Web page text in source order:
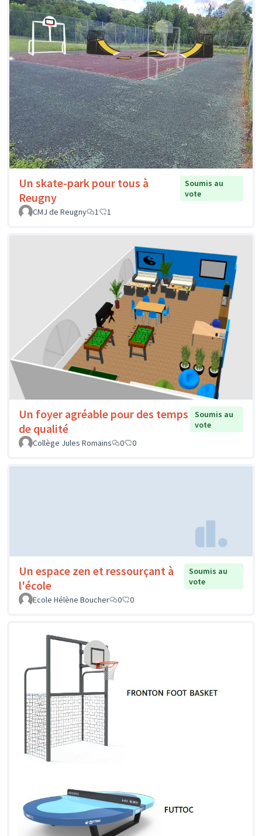
Un skate-park pour tous à
Reugny
Soumis au
vote
CMJ de Reugny
1 1
Un foyer agréable pour des temps
de qualité
Soumis au
vote
Collège Jules Romains
0 0
Un espace zen et ressourçant à
l'école
Soumis au
vote
Ecole Hélène Boucher
0 0